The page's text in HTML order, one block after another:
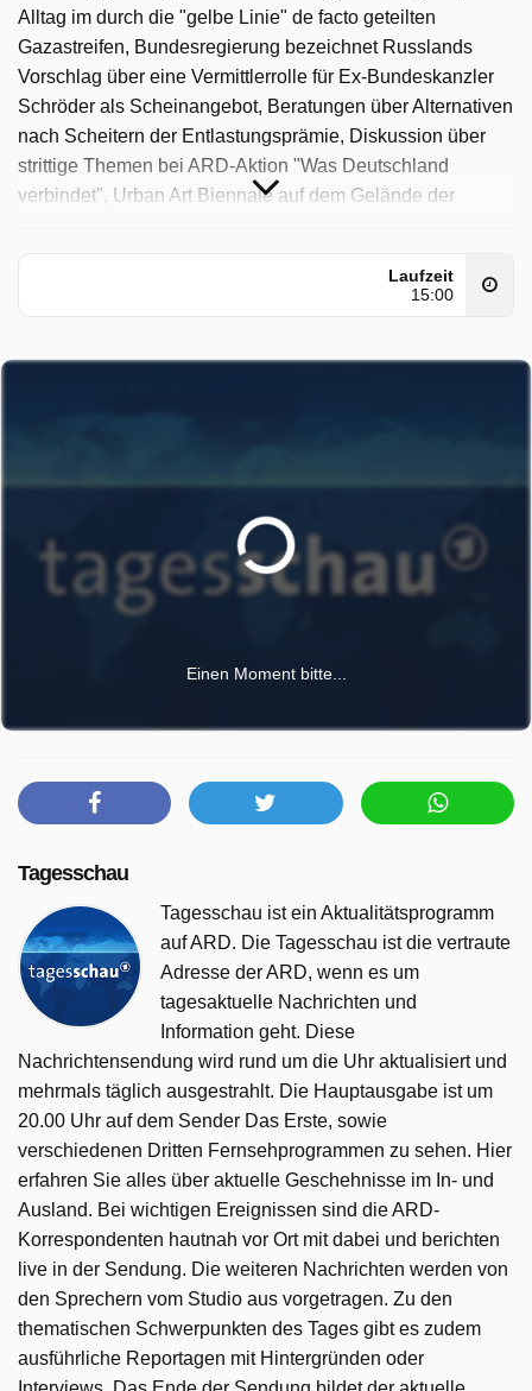
Alltag im durch die "gelbe Linie" de facto geteilten
Gazastreifen, Bundesregierung bezeichnet Russlands
Vorschlag über eine Vermittlerrolle für Ex-Bundeskanzler
Schröder als Scheinangebot, Beratungen über Alternativen
nach Scheitern der Entlastungsprämie, Diskussion über
strittige Themen bei ARD-Aktion "Was Deutschland
verbindet", Urban Art Biennale auf dem Gelände der
Tagesschau wurde auf ARD ausgestrahlt am Sonntag 10
Laufzeit
15:00
Einen Moment bitte...
Tagesschau
Tagesschau ist ein Aktualitätsprogramm
auf ARD. Die Tagesschau ist die vertraute
Adresse der ARD, wenn es um
tagesaktuelle Nachrichten und
Information geht. Diese
Nachrichtensendung wird rund um die Uhr aktualisiert und
mehrmals täglich ausgestrahlt. Die Hauptausgabe ist um
20.00 Uhr auf dem Sender Das Erste, sowie
verschiedenen Dritten Fernsehprogrammen zu sehen. Hier
erfahren Sie alles über aktuelle Geschehnisse im In- und
Ausland. Bei wichtigen Ereignissen sind die ARD-
Korrespondenten hautnah vor Ort mit dabei und berichten
live in der Sendung. Die weiteren Nachrichten werden von
den Sprechern vom Studio aus vorgetragen. Zu den
thematischen Schwerpunkten des Tages gibt es zudem
ausführliche Reportagen mit Hintergründen oder